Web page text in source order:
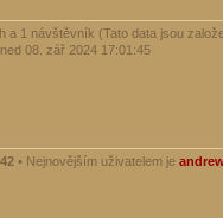
a 1 návštěvník (Tato data jsou
08. zář 2024 17:01:45
42 • Nejnovějším uživatelem je